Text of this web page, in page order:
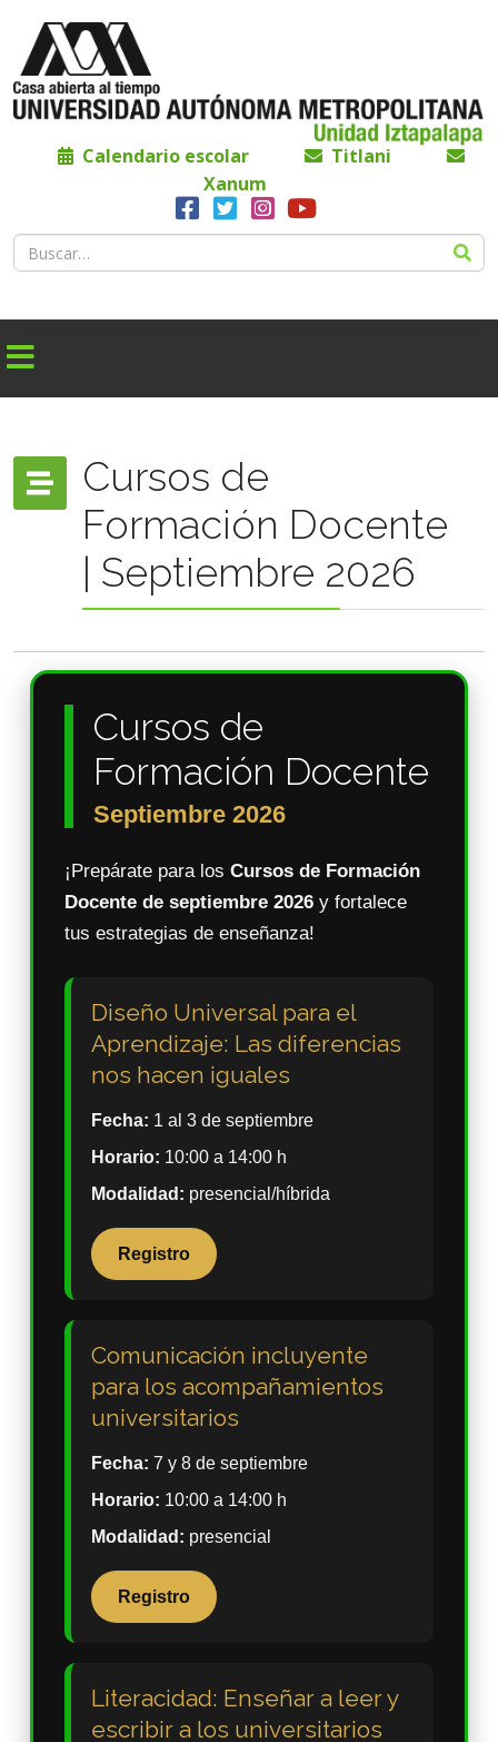
Calendario escolar
Titlani
Xanum
Cursos de
Formación Docente
| Septiembre 2026
Cursos de
Formación Docente
Septiembre 2026
¡Prepárate para los Cursos de Formación
Docente de septiembre 2026 y fortalece
tus estrategias de enseñanza!
Diseño Universal para el
Aprendizaje: Las diferencias
nos hacen iguales
Fecha: 1 al 3 de septiembre
Horario: 10:00 a 14:00 h
Modalidad: presencial/híbrida
Registro
Comunicación incluyente
para los acompañamientos
universitarios
Fecha: 7 y 8 de septiembre
Horario: 10:00 a 14:00 h
Modalidad: presencial
Registro
Literacidad: Enseñar a leer y
escribir a los universitarios